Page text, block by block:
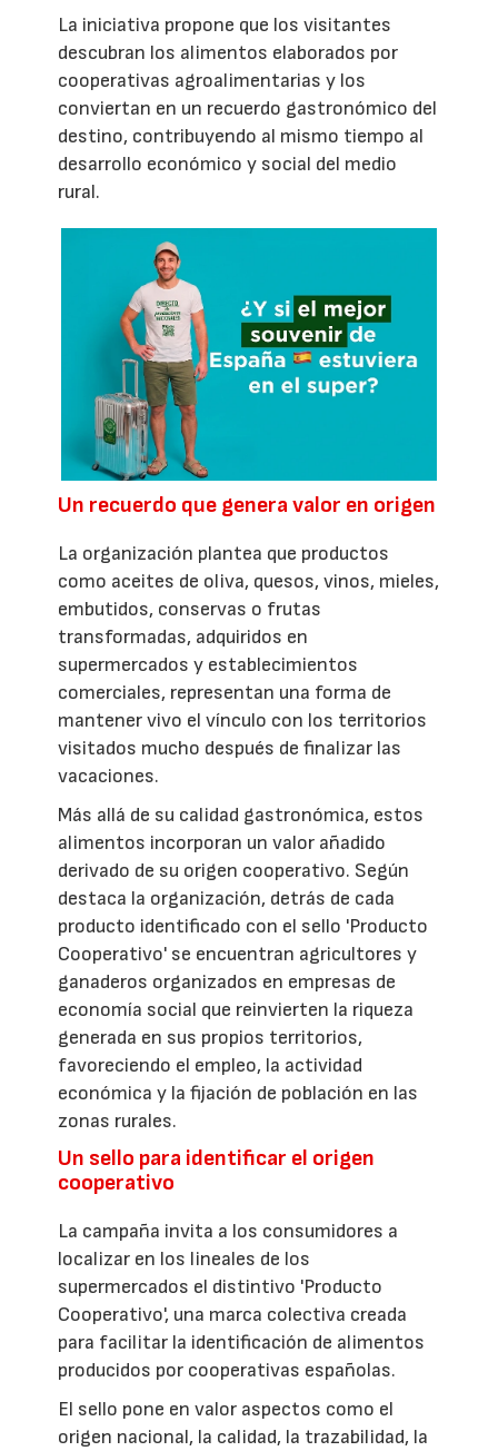
La iniciativa propone que los visitantes
descubran los alimentos elaborados por
cooperativas agroalimentarias y los
conviertan en un recuerdo gastronómico del
destino, contribuyendo al mismo tiempo al
desarrollo económico y social del medio
rural.
Un recuerdo que genera valor en origen
La organización plantea que productos
como aceites de oliva, quesos, vinos, mieles,
embutidos, conservas o frutas
transformadas, adquiridos en
supermercados y establecimientos
comerciales, representan una forma de
mantener vivo el vínculo con los territorios
visitados mucho después de finalizar las
vacaciones.
Más allá de su calidad gastronómica, estos
alimentos incorporan un valor añadido
derivado de su origen cooperativo. Según
destaca la organización, detrás de cada
producto identificado con el sello 'Producto
Cooperativo' se encuentran agricultores y
ganaderos organizados en empresas de
economía social que reinvierten la riqueza
generada en sus propios territorios,
favoreciendo el empleo, la actividad
económica y la fijación de población en las
zonas rurales.
Un sello para identificar el origen
cooperativo
La campaña invita a los consumidores a
localizar en los lineales de los
supermercados el distintivo 'Producto
Cooperativo', una marca colectiva creada
para facilitar la identificación de alimentos
producidos por cooperativas españolas.
El sello pone en valor aspectos como el
origen nacional, la calidad, la trazabilidad, la